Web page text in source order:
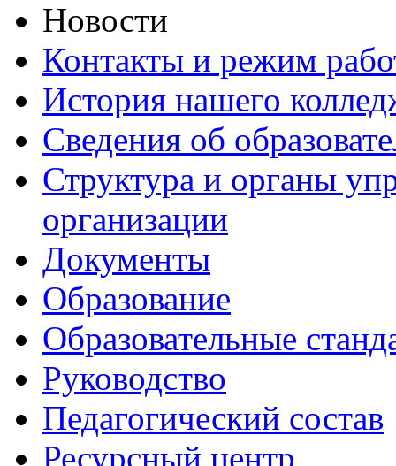
Новости
Контакты и режим
История нашего
Сведения об
Структура и органы
организации
Документы
Образование
Образовательные
Руководство
Педагогический состав
Ресурсный центр